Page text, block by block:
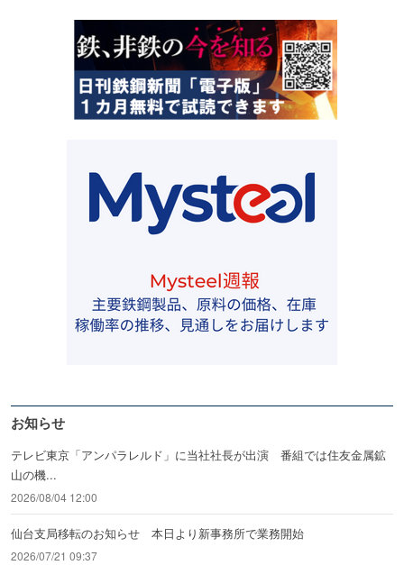
お知らせ
テレビ東京「アンパラレルド」に当社社長が出演 番組では住友金属鉱
山の機...
2026/08/04 12:00
仙台支局移転のお知らせ 本日より新事務所で業務開始
2026/07/21 09:37